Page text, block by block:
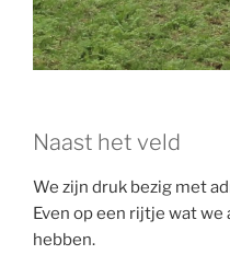
Naast het veld
We zijn druk bezig met
Even op een rijtje wat
hebben.